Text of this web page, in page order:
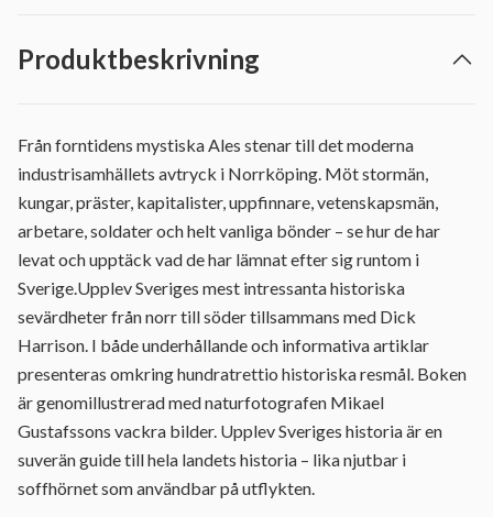
Produktbeskrivning
Från forntidens mystiska Ales stenar till det moderna
industrisamhällets avtryck i Norrköping. Möt stormän,
kungar, präster, kapitalister, uppfinnare, vetenskapsmän,
arbetare, soldater och helt vanliga bönder – se hur de har
levat och upptäck vad de har lämnat efter sig runtom i
Sverige.Upplev Sveriges mest intressanta historiska
sevärdheter från norr till söder tillsammans med Dick
Harrison. I både underhållande och informativa artiklar
presenteras omkring hundratrettio historiska resmål. Boken
är genomillustrerad med naturfotografen Mikael
Gustafssons vackra bilder. Upplev Sveriges historia är en
suverän guide till hela landets historia – lika njutbar i
soffhörnet som användbar på utflykten.